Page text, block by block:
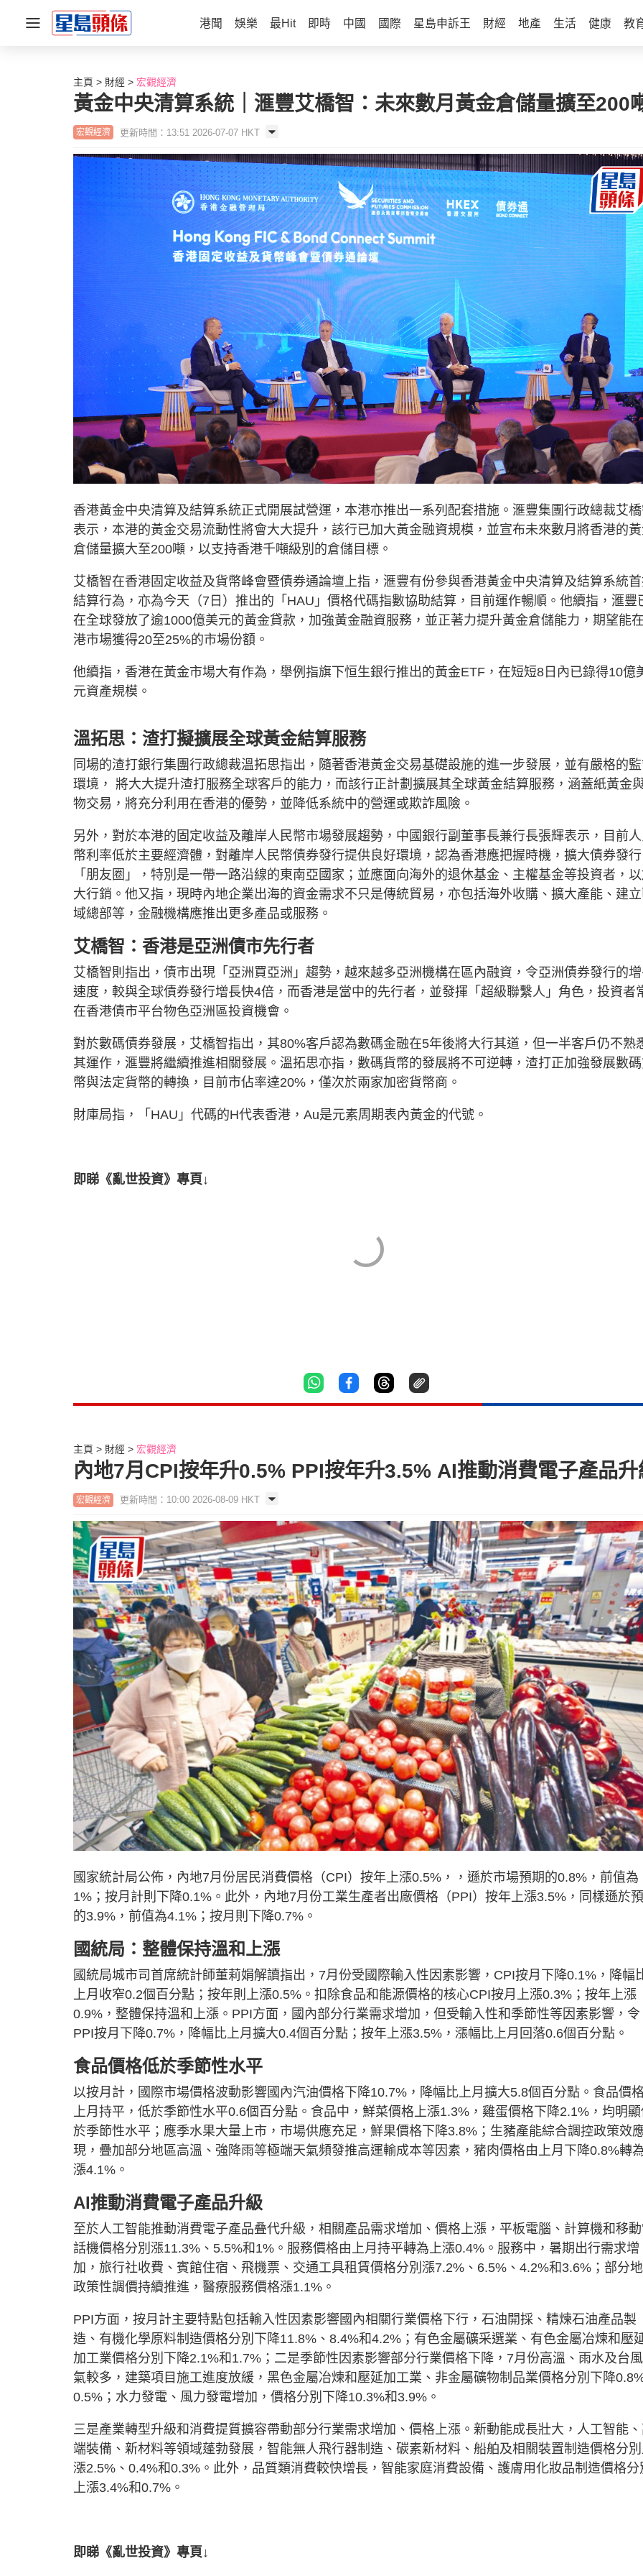
港聞 娛樂 最Hit 即時 中國 國際 星島申訴王 財經 地產 生活 健康 教
主頁 財經 宏觀經濟
黃金中央清算系統｜滙豐艾橋智：未來數月黃金倉儲量擴至200
宏觀經濟 更新時間：13:51 2026-07-07 HKT
香港黃金中央清算及結算系統正式開展試營運，本港亦推出一系列配套措施。滙豐集團行政總裁艾
表示，本港的黃金交易流動性將會大大提升，該行已加大黃金融資規模，並宣布未來數月將香港的
倉儲量擴大至200噸，以支持香港千噸級別的倉儲目標。
艾橋智在香港固定收益及貨幣峰會暨債券通論壇上指，滙豐有份參與香港黃金中央清算及結算系統
結算行為，亦為今天（7日）推出的「HAU」價格代碼指數協助結算，目前運作暢順。他續指，滙豐
在全球發放了逾1000億美元的黃金貸款，加強黃金融資服務，並正著力提升黃金倉儲能力，期望能
港市場獲得20至25%的市場份額。
他續指，香港在黃金市場大有作為，舉例指旗下恒生銀行推出的黃金ETF，在短短8日內已錄得10億
元資產規模。
溫拓思：渣打擬擴展全球黃金結算服務
同場的渣打銀行集團行政總裁溫拓思指出，隨著香港黃金交易基礎設施的進一步發展，並有嚴格的
環境， 將大大提升渣打服務全球客戶的能力，而該行正計劃擴展其全球黃金結算服務，涵蓋紙黃金
物交易，將充分利用在香港的優勢，並降低系統中的營運或欺詐風險。
另外，對於本港的固定收益及離岸人民幣市場發展趨勢，中國銀行副董事長兼行長張輝表示，目前
幣利率低於主要經濟體，對離岸人民幣債券發行提供良好環境，認為香港應把握時機，擴大債券發行
「朋友圈」，特別是一帶一路沿線的東南亞國家；並應面向海外的退休基金、主權基金等投資者，以
大行銷。他又指，現時內地企業出海的資金需求不只是傳統貿易，亦包括海外收購、擴大產能、建
域總部等，金融機構應推出更多產品或服務。
艾橋智：香港是亞洲債市先行者
艾橋智則指出，債市出現「亞洲買亞洲」趨勢，越來越多亞洲機構在區內融資，令亞洲債券發行的
速度，較與全球債券發行增長快4倍，而香港是當中的先行者，並發揮「超級聯繫人」角色，投資者
在香港債市平台物色亞洲區投資機會。
對於數碼債券發展，艾橋智指出，其80%客戶認為數碼金融在5年後將大行其道，但一半客戶仍不熟
其運作，滙豐將繼續推進相關發展。溫拓思亦指，數碼貨幣的發展將不可逆轉，渣打正加強發展數
幣與法定貨幣的轉換，目前市佔率達20%，僅次於兩家加密貨幣商。
財庫局指，「HAU」代碼的H代表香港，Au是元素周期表內黃金的代號。
即睇《亂世投資》專頁↓
主頁 財經 宏觀經濟
內地7月CPI按年升0.5% PPI按年升3.5% AI推動消費電子產品升
宏觀經濟 更新時間：10:00 2026-08-09 HKT
國家統計局公佈，內地7月份居民消費價格（CPI）按年上漲0.5%，，遜於市場預期的0.8%，前值為
1%；按月計則下降0.1%。此外，內地7月份工業生產者出廠價格（PPI）按年上漲3.5%，同樣遜於
的3.9%，前值為4.1%；按月則下降0.7%。
國統局：整體保持溫和上漲
國統局城市司首席統計師董莉娟解讀指出，7月份受國際輸入性因素影響，CPI按月下降0.1%，降幅
上月收窄0.2個百分點；按年則上漲0.5%。扣除食品和能源價格的核心CPI按月上漲0.3%；按年上漲
0.9%，整體保持溫和上漲。PPI方面，國內部分行業需求增加，但受輸入性和季節性等因素影響，令
PPI按月下降0.7%，降幅比上月擴大0.4個百分點；按年上漲3.5%，漲幅比上月回落0.6個百分點。
食品價格低於季節性水平
以按月計，國際市場價格波動影響國內汽油價格下降10.7%，降幅比上月擴大5.8個百分點。食品價
上月持平，低於季節性水平0.6個百分點。食品中，鮮菜價格上漲1.3%，雞蛋價格下降2.1%，均明
於季節性水平；應季水果大量上市，市場供應充足，鮮果價格下降3.8%；生豬產能綜合調控政策效
現，疊加部分地區高溫、強降雨等極端天氣頻發推高運輸成本等因素，豬肉價格由上月下降0.8%轉
漲4.1%。
AI推動消費電子產品升級
至於人工智能推動消費電子產品叠代升級，相關產品需求增加、價格上漲，平板電腦、計算機和移
話機價格分別漲11.3%、5.5%和1%。服務價格由上月持平轉為上漲0.4%。服務中，暑期出行需求增
加，旅行社收費、賓館住宿、飛機票、交通工具租賃價格分別漲7.2%、6.5%、4.2%和3.6%；部分
政策性調價持續推進，醫療服務價格漲1.1%。
PPI方面，按月計主要特點包括輸入性因素影響國內相關行業價格下行，石油開採、精煉石油產品製
造、有機化學原料制造價格分別下降11.8%、8.4%和4.2%；有色金屬礦采選業、有色金屬冶煉和壓
加工業價格分別下降2.1%和1.7%；二是季節性因素影響部分行業價格下降，7月份高溫、雨水及台
氣較多，建築項目施工進度放緩，黑色金屬冶煉和壓延加工業、非金屬礦物制品業價格分別下降
0.5%；水力發電、風力發電增加，價格分別下降10.3%和3.9%。
三是產業轉型升級和消費提質擴容帶動部分行業需求增加、價格上漲。新動能成長壯大，人工智能
端裝備、新材料等領域蓬勃發展，智能無人飛行器制造、碳素新材料、船舶及相關裝置制造價格分
漲2.5%、0.4%和0.3%。此外，品質類消費較快增長，智能家庭消費設備、護膚用化妝品制造價格分
上漲3.4%和0.7%。
即睇《亂世投資》專頁↓